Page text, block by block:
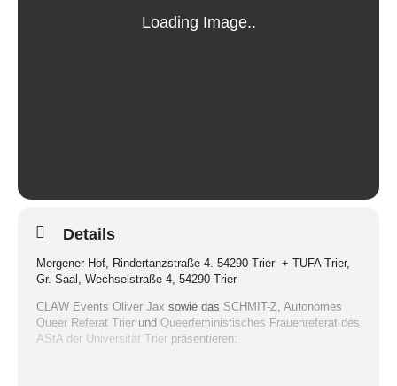
Details
Mergener Hof, Rindertanzstraße 4. 54290 Trier + TUFA Trier,
Gr. Saal, Wechselstraße 4, 54290 Trier
CLAW Events Oliver Jax sowie das SCHMIT-Z, Autonomes
Queer Referat Trier und Queerfeministisches Frauenreferat des
AStA der Universität Trier präsentieren: